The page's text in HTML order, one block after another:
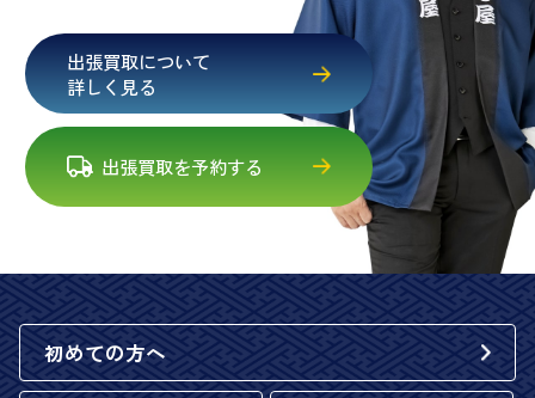
出張買取について
詳しく見る
出張買取を予約する
初めての方へ